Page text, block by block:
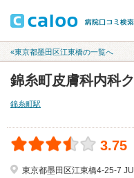
«東京都墨田区江東橋の一覧へ
錦糸町皮膚科内科
錦糸町駅
3.75
東京都墨田区江東橋4-25-7